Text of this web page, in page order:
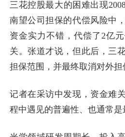
三花控股最大的困难出现
南望公司担保的代偿风险中
资金实力不错，代偿了2亿
关。张道才说，但此后，三
担保范围，并最终取消对外担
记者在采访中发现，资金难
程中遇见的普遍性、也通常是